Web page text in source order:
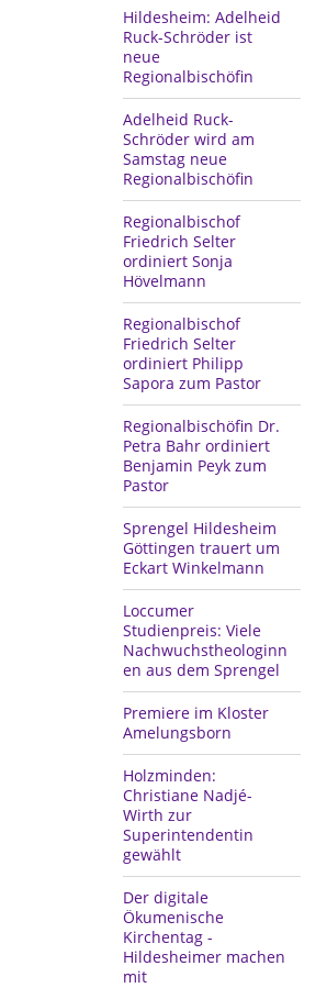
Hildesheim: Adelheid
Ruck-Schröder ist
neue
Regionalbischöfin
Adelheid Ruck-
Schröder wird am
Samstag neue
Regionalbischöfin
Regionalbischof
Friedrich Selter
ordiniert Sonja
Hövelmann
Regionalbischof
Friedrich Selter
ordiniert Philipp
Sapora zum Pastor
Regionalbischöfin Dr.
Petra Bahr ordiniert
Benjamin Peyk zum
Pastor
Sprengel Hildesheim
Göttingen trauert um
Eckart Winkelmann
Loccumer
Studienpreis: Viele
Nachwuchstheologinn
en aus dem Sprengel
Premiere im Kloster
Amelungsborn
Holzminden:
Christiane Nadjé-
Wirth zur
Superintendentin
gewählt
Der digitale
Ökumenische
Kirchentag -
Hildesheimer machen
mit